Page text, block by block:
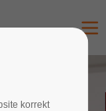
korrekt